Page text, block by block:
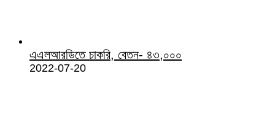
এএলআরডিতে চাকরি, বেতন- ৪৩,০০০
2022-07-20